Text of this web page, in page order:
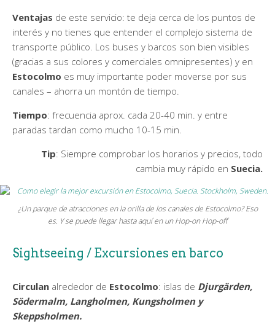
Ventajas de este servicio: te deja cerca de los puntos de
interés y no tienes que entender el complejo sistema de
transporte público. Los buses y barcos son bien visibles
(gracias a sus colores y comerciales omnipresentes) y en
Estocolmo es muy importante poder moverse por sus
canales – ahorra un montón de tiempo.
Tiempo: frecuencia aprox. cada 20-40 min. y entre
paradas tardan como mucho 10-15 min.
Tip: Siempre comprobar los horarios y precios, todo
cambia muy rápido en Suecia.
¿Un parque de atracciones en la orilla de los canales de Estocolmo? Eso
es. Y se puede llegar hasta aquí en un Hop-on Hop-off
Sightseeing / Excursiones en barco
Circulan alrededor de Estocolmo: islas de Djurgärden,
Södermalm, Langholmen, Kungsholmen y
Skeppsholmen.